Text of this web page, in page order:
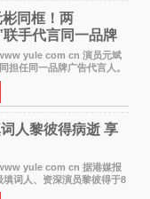
同框！两
手代言同一品牌
yule com cn 演员元斌
担任同一品牌广告代言人。
员元斌之后，RIIZE元彬最
介平台A公司的共同广告代言
人黎彼得病逝 享
yule com cn 据港媒报
填词人、资深演员黎彼得于8
终年76岁。好友钟志光透